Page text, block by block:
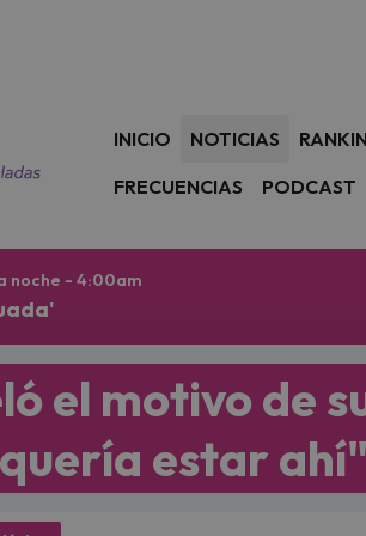
INICIO NOTICIAS
FRECUENCIAS
PODCAST
noche - 4:00am
el motivo de
estar ahí"